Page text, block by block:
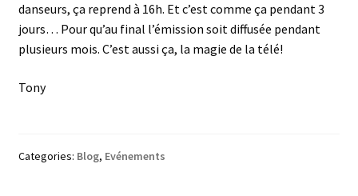
danseurs, ça reprend à 16h. Et c’est comme ça pendant 3
jours… Pour qu’au final l’émission soit diffusée pendant
plusieurs mois. C’est aussi ça, la magie de la télé!
Tony
Categories: Blog, Evénements